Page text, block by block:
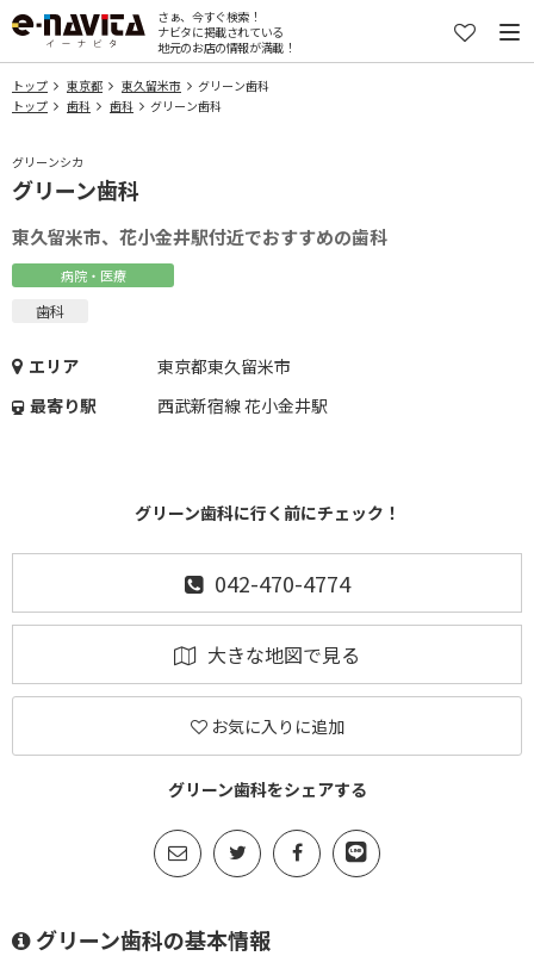
さぁ、今すぐ検索！
ナビタに掲載されている
地元のお店の情報が満載！
トップ 東京都 東久留米市
グリーン歯科
トップ
歯科 歯科 グリーン歯科
グリーンシカ
グリーン歯科
東久留米市、花小金井駅付近でおすすめの歯科
病院・医療
歯科
エリア
東京都東久留米市
最寄り駅
西武新宿線 花小金井駅
グリーン歯科に行く前にチェック！
042-470-4774
大きな地図で見る
お気に入りに追加
グリーン歯科をシェアする
グリーン歯科の基本情報